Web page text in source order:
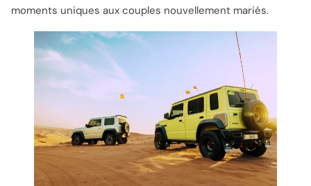
moments uniques aux couples nouvellement mariés.